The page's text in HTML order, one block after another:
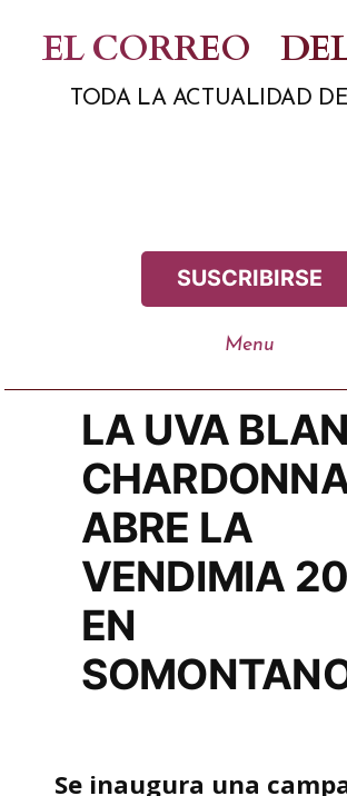
contenido
EL CORREO
TODA LA ACTUALIDAD
SUSCRIBIRSE
LA UVA
ABRE LA
VENDIMIA
EN
Se inaugura una